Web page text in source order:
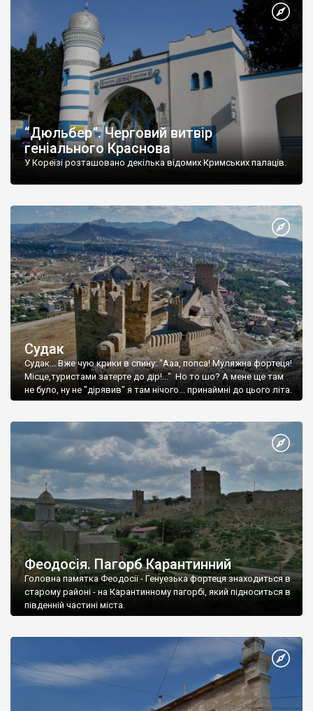
“Дюльбер”. Черговий витвір
геніального Краснова
У Кореїзі розташовано декілька відомих Кримських палаців.
Судак
Судак... Вже чую крики в спину: "Ааа, попса! Муляжна фортеця!
Місце,туристами затерте до дір!..." Но то шо? А мене ще там
не було, ну не "дірявив" я там нічого... принаймні до цього літа.
Феодосія. Пагорб Карантинний
Головна памятка Феодосії - Генуезька фортеця знаходиться в
старому районі - на Карантинному пагорбі, який підноситься в
південній частині міста.